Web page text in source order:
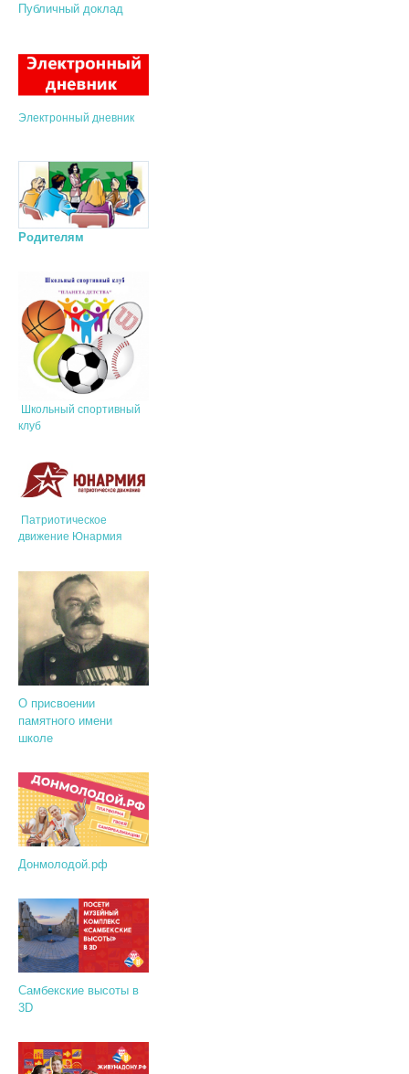
Публичный доклад
Электронный дневник
Родителям
Школьный спортивный
клуб
Патриотическое
движение Юнармия
О присвоении
памятного имени
школе
Донмолодой.рф
Самбекские высоты в
3D